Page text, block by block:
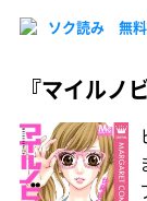
ソク読み 無料
『マイルノ